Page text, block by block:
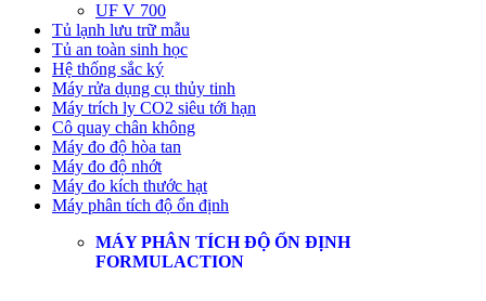
UF V 700
Tủ lạnh lưu trữ mẫu
Tủ an toàn sinh học
Hệ thống sắc ký
Máy rửa dụng cụ thủy tinh
Máy trích ly CO2 siêu tới hạn
Cô quay chân không
Máy đo độ hòa tan
Máy đo độ nhớt
Máy đo kích thước hạt
Máy phân tích độ ổn định
MÁY PHÂN TÍCH ĐỘ ỔN ĐỊNH
FORMULACTION